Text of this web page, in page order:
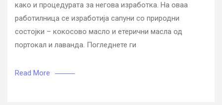
како и процедурата за негова изработка. На оваа
работилница се изработија сапуни со природни
состојки – кокосово масло и етерични масла од
портокал и лаванда. Погледнете ги
Read More